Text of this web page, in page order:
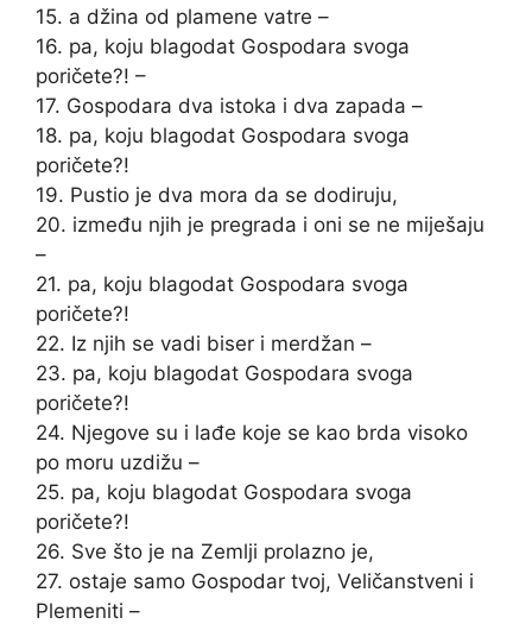
15. a džina od plamene vatre –
16. pa, koju blagodat Gospodara svoga
poričete?! –
17. Gospodara dva istoka i dva zapada –
18. pa, koju blagodat Gospodara svoga
poričete?!
19. Pustio je dva mora da se dodiruju,
20. između njih je pregrada i oni se ne miješaju
–
21. pa, koju blagodat Gospodara svoga
poričete?!
22. Iz njih se vadi biser i merdžan –
23. pa, koju blagodat Gospodara svoga
poričete?!
24. Njegove su i lađe koje se kao brda visoko
po moru uzdižu –
25. pa, koju blagodat Gospodara svoga
poričete?!
26. Sve što je na Zemlji prolazno je,
27. ostaje samo Gospodar tvoj, Veličanstveni i
Plemeniti –